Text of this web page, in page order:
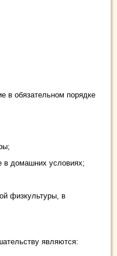
в обязательном порядке
в домашних условиях;
физкультуры, в
являются: